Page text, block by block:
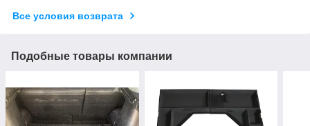
Все условия возврата
Подобные товары компании